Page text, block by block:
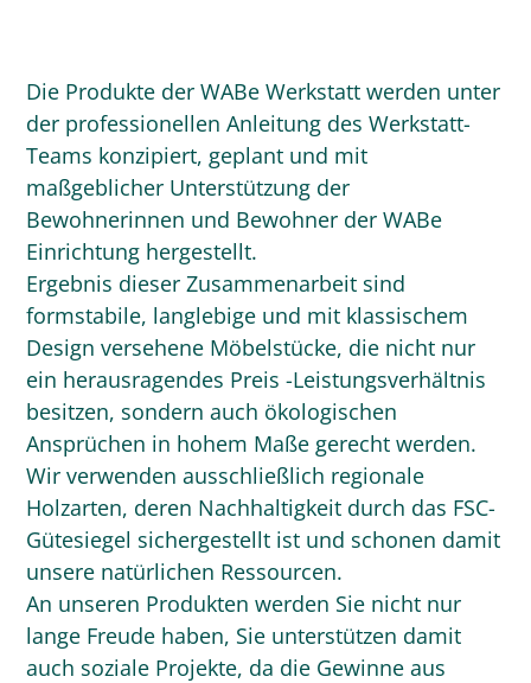
Die Produkte der WABe Werkstatt werden unter
der professionellen Anleitung des Werkstatt-
Teams konzipiert, geplant und mit
maßgeblicher Unterstützung der
Bewohnerinnen und Bewohner der WABe
Einrichtung hergestellt.
Ergebnis dieser Zusammenarbeit sind
formstabile, langlebige und mit klassischem
Design versehene Möbelstücke, die nicht nur
ein herausragendes Preis -Leistungsverhältnis
besitzen, sondern auch ökologischen
Ansprüchen in hohem Maße gerecht werden.
Wir verwenden ausschließlich regionale
Holzarten, deren Nachhaltigkeit durch das FSC-
Gütesiegel sichergestellt ist und schonen damit
unsere natürlichen Ressourcen.
An unseren Produkten werden Sie nicht nur
lange Freude haben, Sie unterstützen damit
auch soziale Projekte, da die Gewinne aus